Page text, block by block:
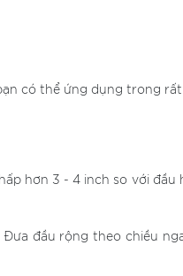
có thể ứng dụng trong
hơn 3 - 4 inch so với đầu
đầu rộng theo chiều